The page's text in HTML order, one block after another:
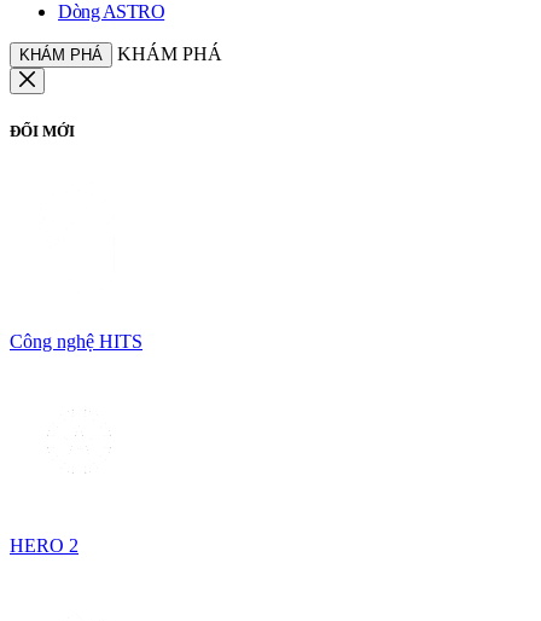
Dòng ASTRO
KHÁM PHÁ KHÁM PHÁ
ĐỔI MỚI
Công nghệ HITS
HERO 2